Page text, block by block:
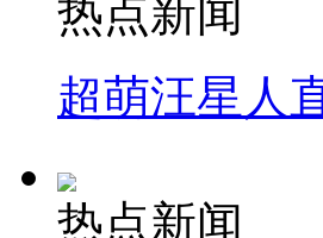
热点新闻
超萌汪星人
热点新闻